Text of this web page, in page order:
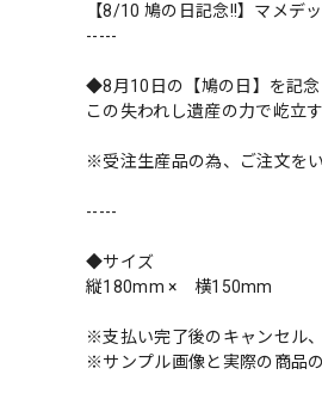
【8/10 鳩の日記念!!】マメデ
-----
◆8月10日の【鳩の日】を記念
この失われし遺産の力で屹立
※受注生産品の為、ご注文を
-----
◆サイズ
縦180mm × 横150mm
※支払い完了後のキャンセル
※サンプル画像と実際の商品